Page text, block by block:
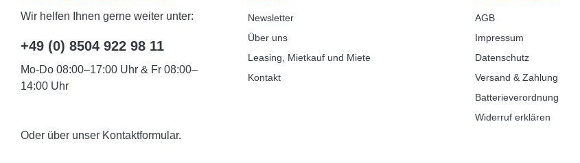
Wir helfen Ihnen gerne weiter unter:
+49 (0) 8504 922 98 11
Mo-Do 08:00–17:00 Uhr & Fr 08:00–
14:00 Uhr
Oder über unser Kontaktformular.
Newsletter
Über uns
Leasing, Mietkauf und Miete
Kontakt
AGB
Impressum
Datenschutz
Versand & Zahlung
Batterieverordnung
Widerruf erklären